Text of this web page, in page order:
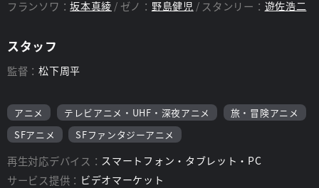
フランソワ：坂本真綾 ゼノ： 野島健児 スタンリー： 遊佐浩二
スタッフ
監督：松下周平
アニメ テレビアニメ・UHF・深夜アニメ
旅・冒険アニメ
SFアニメ
SFファンタジーアニメ
再生対応デバイス： スマートフォン・タブレット・PC
サービス提供： ビデオマーケット